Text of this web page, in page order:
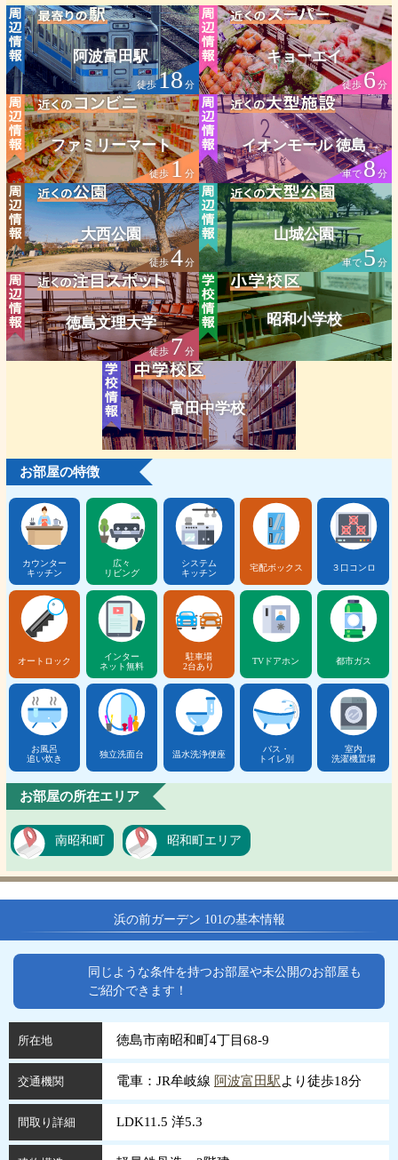
阿波富田駅
徒歩18 分
キョーエイ
徒歩6分
ファミリーマート
徒歩1 分
イオンモール 徳島
車で8分
大西公園
徒歩4分
山城公園
車で5 分
徳島文理大学
徒歩7分
昭和小学校
富田中学校
お部屋の特徴
カウンター
キッチン
広々
リビング
システム
キッチン
宅配ボックス ３口コンロ
オートロック
インター
ネット無料
駐車場
2台あり
TVドアホン 都市ガス
お風呂
追い炊き
独立洗面台 温水洗浄便座
バス・
トイレ別
室内
洗濯機置場
お部屋の所在エリア
南昭和町 昭和町エリア
浜の前ガーデン 101の基本情報
同じような条件を持つお部屋や未公開のお部屋も
ご紹介できます！
所在地 徳島市南昭和町4丁目68-9
交通機関 電車：JR牟岐線 阿波富田駅より徒歩18分
間取り詳細 LDK11.5 洋5.3